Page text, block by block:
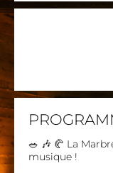
🥗 🎶 🥐 La
musique !